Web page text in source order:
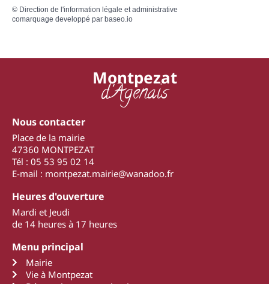
© Direction de l'information légale et administrative
comarquage developpé par baseo.io
Montpezat
d'Agenais
Nous contacter
Place de la mairie
47360 MONTPEZAT
Tél : 05 53 95 02 14
E-mail : montpezat.mairie@wanadoo.fr
Heures d'ouverture
Mardi et Jeudi
de 14 heures à 17 heures
Menu principal
Mairie
Vie à Montpezat